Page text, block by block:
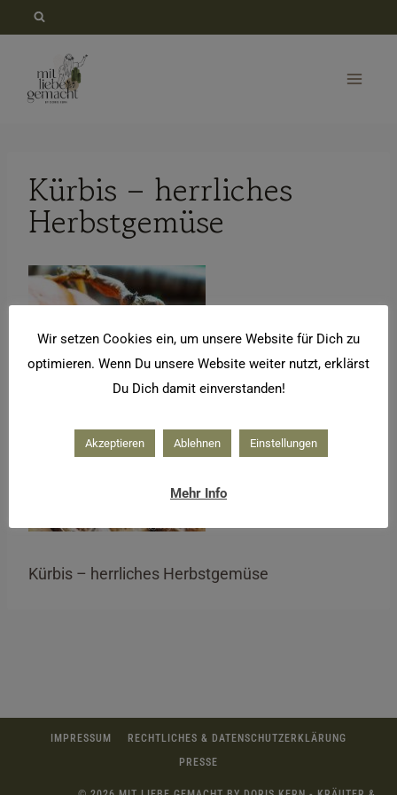
springen
Kürbis – herrliches
Herbstgemüse
Kürbis – herrliches Herbstgemüse
IMPRESSUM
RECHTLICHES & DATENSCHUTZERKLÄRUNG
PRESSE
Wir setzen Cookies ein, um unsere Website für Dich zu
optimieren. Wenn Du unsere Website weiter nutzt, erklärst
Du Dich damit einverstanden!
Akzeptieren Ablehnen Einstellungen
Mehr Info